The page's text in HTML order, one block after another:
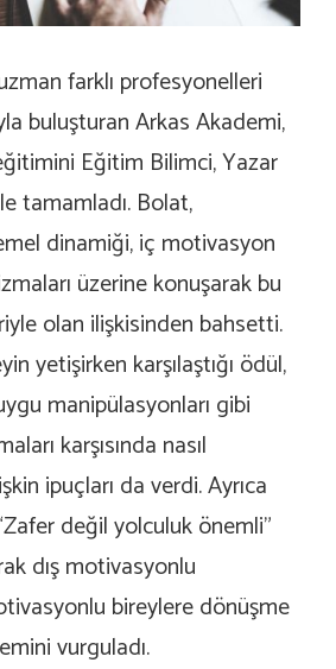
farklı profesyonelleri
buluşturan Arkas Akademi,
Eğitim Bilimci, Yazar
tamamladı. Bolat,
dinamiği, iç motivasyon
üzerine konuşarak bu
olan ilişkisinden bahsetti.
yetişirken karşılaştığı ödül,
manipülasyonları gibi
karşısında nasıl
ipuçları da verdi. Ayrıca
değil yolculuk önemli”
dış motivasyonlu
bireylere dönüşme
vurguladı.